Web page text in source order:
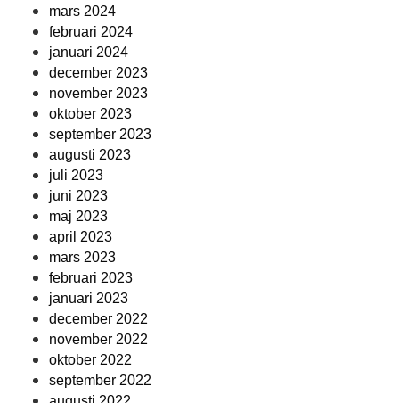
mars 2024
februari 2024
januari 2024
december 2023
november 2023
oktober 2023
september 2023
augusti 2023
juli 2023
juni 2023
maj 2023
april 2023
mars 2023
februari 2023
januari 2023
december 2022
november 2022
oktober 2022
september 2022